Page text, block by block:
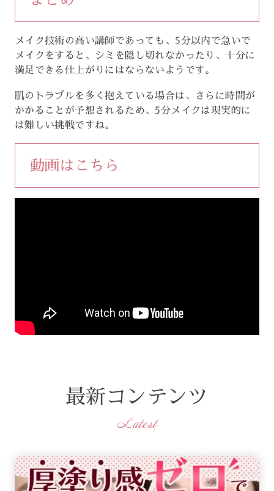
メイク技術の高い講師であっても、5分以内で急いで
メイクをすると、シミを隠し切れなかったり、十分に
満足できる仕上がりにはならないようです。
肌のトラブルを多く抱えている場合は、さらに時間が
かかることが予想されるため、5分メイクは現実的に
は難しい挑戦ですね。
動画はこちら
最新コンテンツ
Latest